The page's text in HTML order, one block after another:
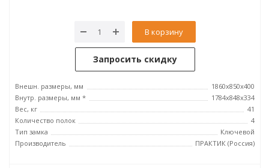
В корзину
Запросить скидку
Внешн. размеры, мм
1860x850x400
Внутр. размеры, мм *
1784x848x334
Вес, кг
41
Количество полок
4
Тип замка
Ключевой
Производитель
ПРАКТИК (Россия)